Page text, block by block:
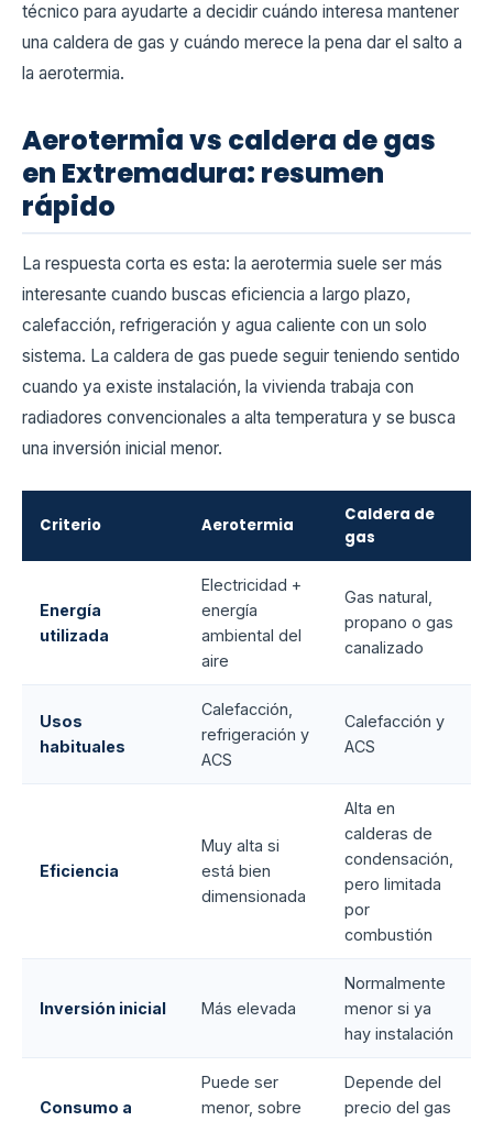
técnico para ayudarte a decidir cuándo interesa mantener
una caldera de gas y cuándo merece la pena dar el salto a
la aerotermia.
Aerotermia vs caldera de gas
en Extremadura: resumen
rápido
La respuesta corta es esta: la aerotermia suele ser más
interesante cuando buscas eficiencia a largo plazo,
calefacción, refrigeración y agua caliente con un solo
sistema. La caldera de gas puede seguir teniendo sentido
cuando ya existe instalación, la vivienda trabaja con
radiadores convencionales a alta temperatura y se busca
una inversión inicial menor.
Criterio Aerotermia
Caldera de
gas
Energía
utilizada
Electricidad +
energía
ambiental del
aire
Gas natural,
propano o gas
canalizado
Usos
habituales
Calefacción,
refrigeración y
ACS
Calefacción y
ACS
Eficiencia
Muy alta si
está bien
dimensionada
Alta en
calderas de
condensación,
pero limitada
por
combustión
Inversión inicial Más elevada
Normalmente
menor si ya
hay instalación
Consumo a
Puede ser
menor, sobre
Depende del
precio del gas